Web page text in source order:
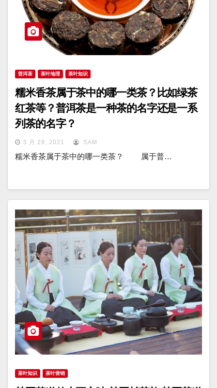
普洱茶 茶叶地理 茶叶知识
糯米香茶属于茶中的哪一类茶？比如绿茶
红茶等？普洱茶是一种茶的名字还是一系
列茶的名字？
5 月 29, 2021 SAM
糯米香茶属于茶中的哪一类茶？ 属于普…
茶叶知识 茶叶营销